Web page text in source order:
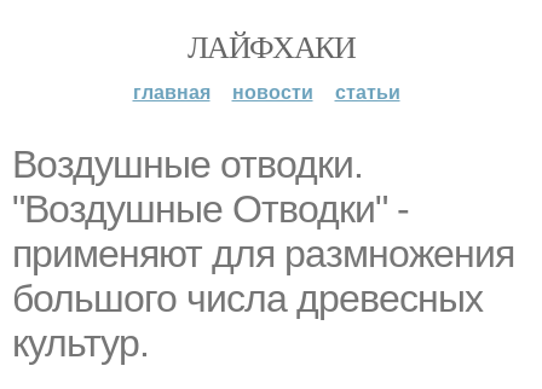
ЛАЙФХАКИ
главная новости статьи
Воздушные отводки.
"Воздушные Отводки" -
применяют для размножения
большого числа древесных
культур.